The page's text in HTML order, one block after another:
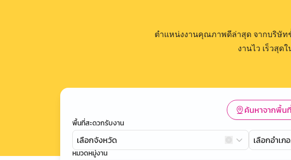
ตำแหน่งงานคุณภาพดีล่าสุด จากบริษั
งานไว เร็วสุด
ค้นหาจากพื้น
พื้นที่สะดวกรับงาน
เลือกจังหวัด เลือกอำเภ
หมวดหมู่งาน